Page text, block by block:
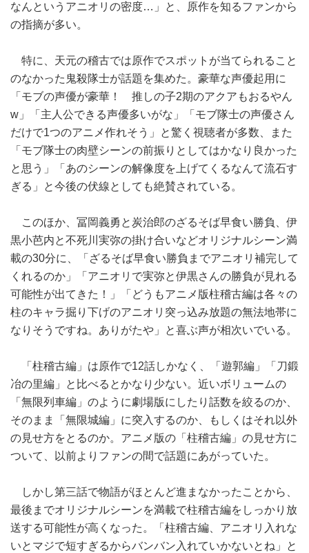
なんというアニオリの密度…」と、原作を知るファンから
の指摘が多い。
特に、天元の稽古では原作でスポットが当てられること
のなかった鬼殺隊士が話題を集めた。豪華な声優起用に
「モブの声優が豪華！ 推しの子2期のアクアもおるやん
w」「主人公できる声優多いがな」「モブ隊士の声優さん
だけで1つのアニメ作れそう」と驚く視聴者が多数、また
「モブ隊士の肉壁シーンの前振りとしてはかなり良かった
と思う」「あのシーンの解像度を上げてくるなんて流石す
ぎる」と今後の伏線としても絶賛されている。
このほか、冨岡義勇と炭治郎のざるそば早食い勝負、伊
黒小芭内と不死川実弥の掛け合いなどオリジナルシーン満
載の30分に、「ざるそば早食い勝負までアニオリ補完して
くれるのか」「アニオリで実弥と伊黒さんの勝負が見れる
可能性が出てきた！」「どうもアニメ版柱稽古編は各々の
柱のキャラ掘り下げのアニオリ突っ込み放題の無法地帯に
なりそうですね。ありがたや」と喜ぶ声が相次いでいる。
「柱稽古編」は原作で12話しかなく、「遊郭編」「刀鍛
冶の里編」と比べるとかなり少ない。近いボリュームの
「無限列車編」のように劇場版にしたり話数を絞るのか、
そのまま「無限城編」に突入するのか、もしくはそれ以外
の見せ方をとるのか。アニメ版の「柱稽古編」の見せ方に
ついて、以前よりファンの間で話題にあがっていた。
しかし第三話で物語がほとんど進まなかったことから、
最後までオリジナルシーンを満載で柱稽古編をしっかり放
送する可能性が高くなった。「柱稽古編、アニオリ入れな
いとマジで短すぎるからバンバン入れていかないとね」と